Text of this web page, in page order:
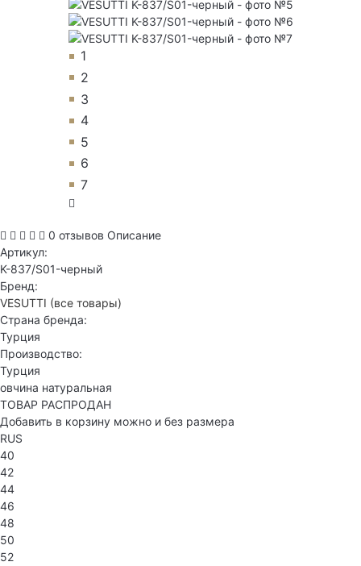
1
2
3
4
5
6
7
0 отзывов Описание
Артикул:
K-837/S01-черный
Бренд:
VESUTTI (все товары)
Страна бренда:
Турция
Производство:
Турция
овчина натуральная
ТОВАР РАСПРОДАН
Добавить в корзину можно и без размера
RUS
40
42
44
46
48
50
52